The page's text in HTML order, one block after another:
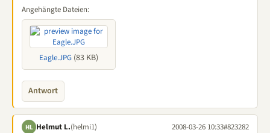
Angehängte Dateien:
Eagle.JPG (83 KB)
Antwort
HL Helmut L.(helmi1) 2008-03-26 10:33#823282